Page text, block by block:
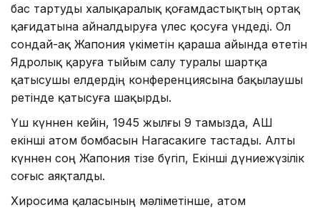
бас тартуды халықаралық қоғамдастықтың ортақ
қағидатына айналдыруға үлес қосуға үндеді. Ол
сондай-ақ Жапония үкіметін қараша айында өтетін
Ядролық қаруға тыйым салу туралы шартқа
қатысушы елдердің конференциясына бақылаушы
ретінде қатысуға шақырды.
Үш күннен кейін, 1945 жылғы 9 тамызда, АҚШ
екінші атом бомбасын Нагасакиге тастады. Алты
күннен соң Жапония тізе бүгіп, Екінші дүниежүзілік
соғыс аяқталды.
Хиросима қаласының мәліметінше, атом